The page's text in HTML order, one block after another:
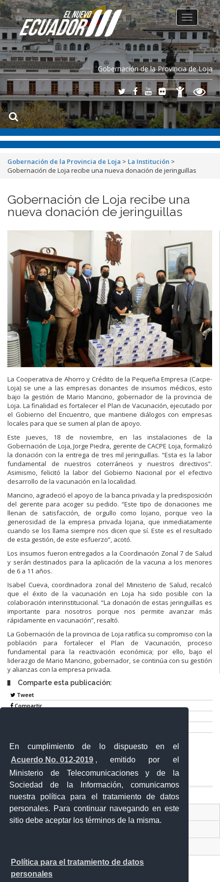
En cumplimiento de lo dispuesto en el
Acuerdo No. 012-2019 , emitido por el
Ministerio de Telecomunicaciones y de la
Sociedad de la Información, comunicamos
nuestra política para el tratamiento de datos
personales. Para continuar navegando en este
sitio debe aceptar los términos de la misma.
Política para el tratamiento de datos
personales
Gobernación de la Provincia de Loja
Toggle
navigation
Gobernación de la Provincia de Loja > La Institución >
Gobernación de Loja recibe una nueva donación de jeringuillas
Gobernación de Loja recibe una
nueva donación de jeringuillas
La Cooperativa de Ahorro y Crédito de la Pequeña Empresa (Cacpe-
Loja) se une a las empresas donantes de insumos médicos, esto
bajo la gestión de Mario Mancino, gobernador de la provincia de
Loja. La finalidad es fortalecer el Plan de Vacunación, ejecutado por
el Gobierno del Encuentro, que mantiene diálogos con empresas
locales para que se sumen al plan de apoyo.
Este jueves, 18 de noviembre, en las instalaciones de la
Gobernación de Loja, Jorge Piedra, gerente de CACPE Loja, formalizó
la donación con la entrega de tres mil jeringuillas. “Esta es la labor
fundamental de nuestros coterráneos y nuestros directivos”.
Asimismo, felicitó la labor del Gobierno Nacional por el efectivo
desarrollo de la vacunación en la localidad.
Mancino, agradeció el apoyo de la banca privada y la predisposición
del gerente para acoger su pedido. “Este tipo de donaciones me
llenan de satisfacción, de orgullo como lojano, porque veo la
generosidad de la empresa privada lojana, que inmediatamente
cuando se los llama siempre nos dicen que sí. Este es el resultado
de esta gestión, de este esfuerzo”, acotó.
Los insumos fueron entregados a la Coordinación Zonal 7 de Salud
y serán destinados para la aplicación de la vacuna a los menores
de 6 a 11 años.
Isabel Cueva, coordinadora zonal del Ministerio de Salud, recalcó
que el éxito de la vacunación en Loja ha sido posible con la
colaboración interinstitucional. “La donación de estas jeringuillas es
importante para nosotros porque nos permite avanzar más
rápidamente en vacunación”, resaltó.
La Gobernación de la provincia de Loja ratifica su compromiso con la
población para fortalecer el Plan de Vacunación, proceso
fundamental para la reactivación económica; por ello, bajo el
liderazgo de Mario Mancino, gobernador, se continúa con su gestión
y alianzas con la empresa privada.
Comparte esta publicación:
Tweet
Compartir
Entérate
Contacto Ciudadano Digital